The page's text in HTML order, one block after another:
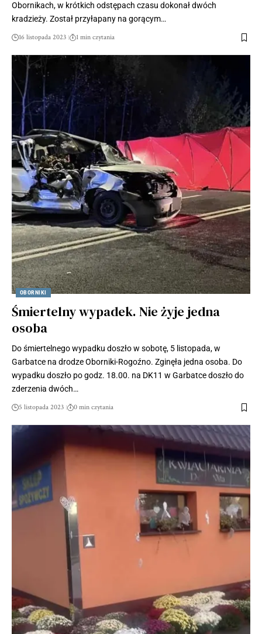
Obornikach, w krótkich odstępach czasu dokonał dwóch
kradzieży. Został przyłapany na gorącym…
16 listopada 2023 1 min czytania
OBORNIKI
Śmiertelny wypadek. Nie żyje jedna
osoba
Do śmiertelnego wypadku doszło w sobotę, 5 listopada, w
Garbatce na drodze Oborniki-Rogoźno. Zginęła jedna osoba. Do
wypadku doszło po godz. 18.00. na DK11 w Garbatce doszło do
zderzenia dwóch…
5 listopada 2023 0 min czytania